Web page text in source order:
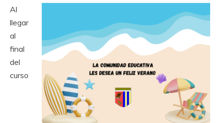
Al
llegar
al
final
del
curso